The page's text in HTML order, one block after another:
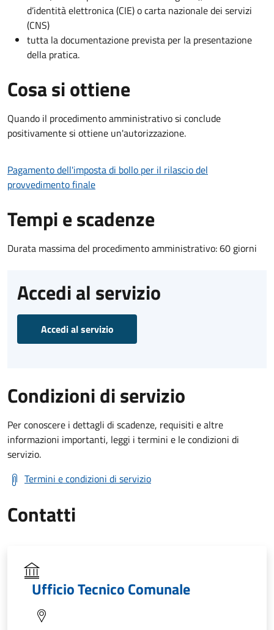
d’identità elettronica (CIE) o carta nazionale dei servizi
(CNS)
tutta la documentazione prevista per la presentazione
della pratica.
Cosa si ottiene
Quando il procedimento amministrativo si conclude
positivamente si ottiene un'autorizzazione.
Pagamento dell'imposta di bollo per il rilascio del
provvedimento finale
Tempi e scadenze
Durata massima del procedimento amministrativo: 60 giorni
Accedi al servizio
Accedi al servizio
Condizioni di servizio
Per conoscere i dettagli di scadenze, requisiti e altre
informazioni importanti, leggi i termini e le condizioni di
servizio.
Termini e condizioni di servizio
Contatti
Ufficio Tecnico Comunale